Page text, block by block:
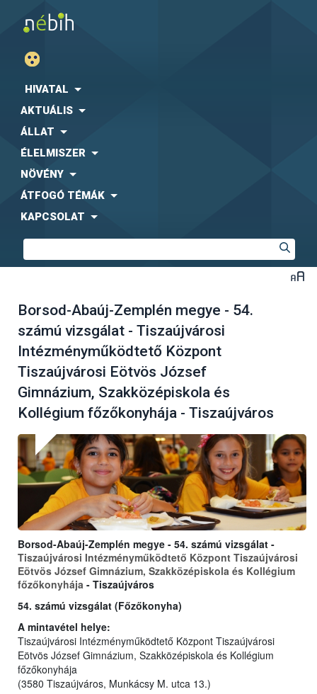
HIVATAL
AKTUÁLIS
ÁLLAT
ÉLELMISZER
NÖVÉNY
ÁTFOGÓ TÉMÁK
KAPCSOLAT
Borsod-Abaúj-Zemplén megye - 54.
számú vizsgálat - Tiszaújvárosi
Intézményműködtető Központ
Tiszaújvárosi Eötvös József
Gimnázium, Szakközépiskola és
Kollégium főzőkonyhája - Tiszaújváros
Borsod-Abaúj-Zemplén megye - 54. számú vizsgálat -
Tiszaújvárosi Intézményműködtető Központ Tiszaújvárosi
Eötvös József Gimnázium, Szakközépiskola és Kollégium
főzőkonyhája - Tiszaújváros
54. számú vizsgálat (Főzőkonyha)
A mintavétel helye:
Tiszaújvárosi Intézményműködtető Központ Tiszaújvárosi
Eötvös József Gimnázium, Szakközépiskola és Kollégium
főzőkonyhája
(3580 Tiszaújváros, Munkácsy M. utca 13.)